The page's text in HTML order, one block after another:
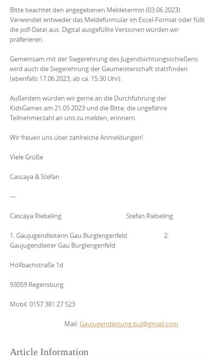
Bitte beachtet den angegebenen Meldetermin (03.06.2023).
Verwendet entweder das Meldeformular im Excel-Format oder füllt
die pdf-Datei aus. Digital ausgefüllte Versionen würden wir
präferieren.
Gemeinsam mit der Siegerehrung des Jugendsichtungsschießens
wird auch die Siegerehrung der Gaumeisterschaft stattfinden
(ebenfalls 17.06.2023, ab ca. 15:30 Uhr).
Außerdem würden wir gerne an die Durchführung der
KidsGames am 21.05.2023 und die Bitte, die ungefähre
Teilnehmerzahl an uns zu melden, erinnern.
Wir freuen uns über zahlreiche Anmeldungen!
Viele Grüße
Cascaya & Stefan
—
Cascaya Riebeling Stefan Riebeling
1. Gaujugendleiterin Gau Burglengenfeld 2.
Gaujugendleiter Gau Burglengenfeld
Höllbachstraße 1d
93059 Regensburg
Mobil: 0157 381 27 523
Mail:Gaujugendleitung.bul@gmail.com
Article Information